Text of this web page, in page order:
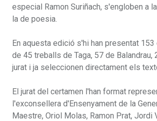
especial Ramon Suriñach, s'engloben a
la de poesia.
En aquesta edició s'hi han presentat
de 45 treballs de Taga, 57 de
jurat i ja seleccionen directament els
El jurat del certamen l'han format
l'exconsellera d'Ensenyament de la
Maestre, Oriol Molas, Ramon Prat, Jordi